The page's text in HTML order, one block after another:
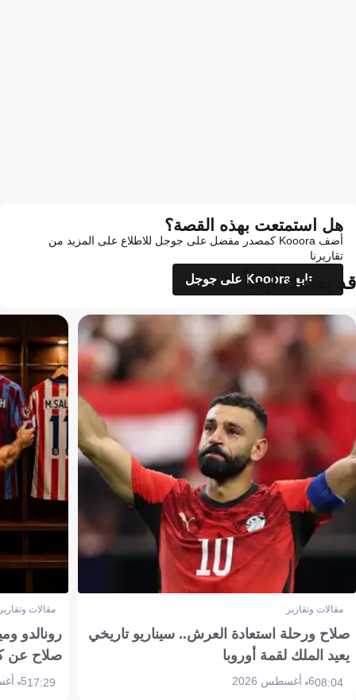
هل استمتعت بهذه القصة؟
أضف Kooora كمصدر مفضل على جوجل للاطلاع على المزيد من
تقاريرنا
تابع Kooora على جوجل
قد يعجبك أيضاً
مقالات وتقارير
صلاح ورحلة استعادة العرش.. سيناريو تاريخي
يعيد الملك لقمة أوروبا
08:046 أغسطس 2026
مقالات
رونالدو
صلاح عن
17:295 أغسطس 2026